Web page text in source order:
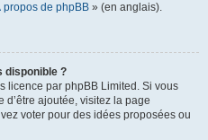
propos de phpBB » (en anglais).
disponible ?
licence par phpBB Limited. Si vous
d’être ajoutée, visitez la page
voter pour des idées proposées ou